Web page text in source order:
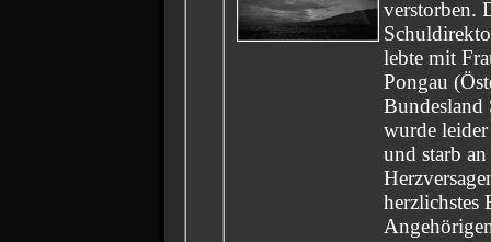
verstorben.
lebte mit
Pongau
Bundesland
wurde
und starb
herzlichstes